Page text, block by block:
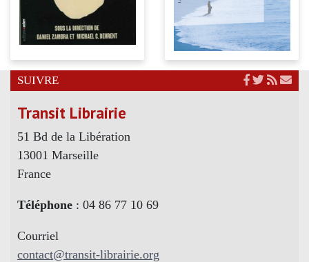
SUIVRE
Transit Librairie
51 Bd de la Libération
13001 Marseille
France
Téléphone : 04 86 77 10 69
Courriel
contact@transit-librairie.org